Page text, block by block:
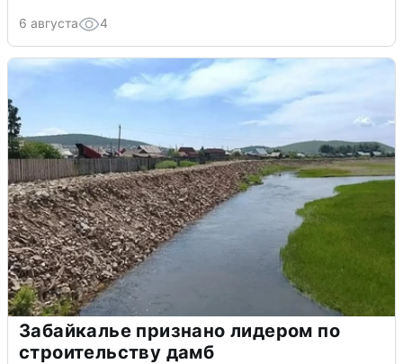
6 августа 4
Забайкалье признано лидером по
строительству дамб